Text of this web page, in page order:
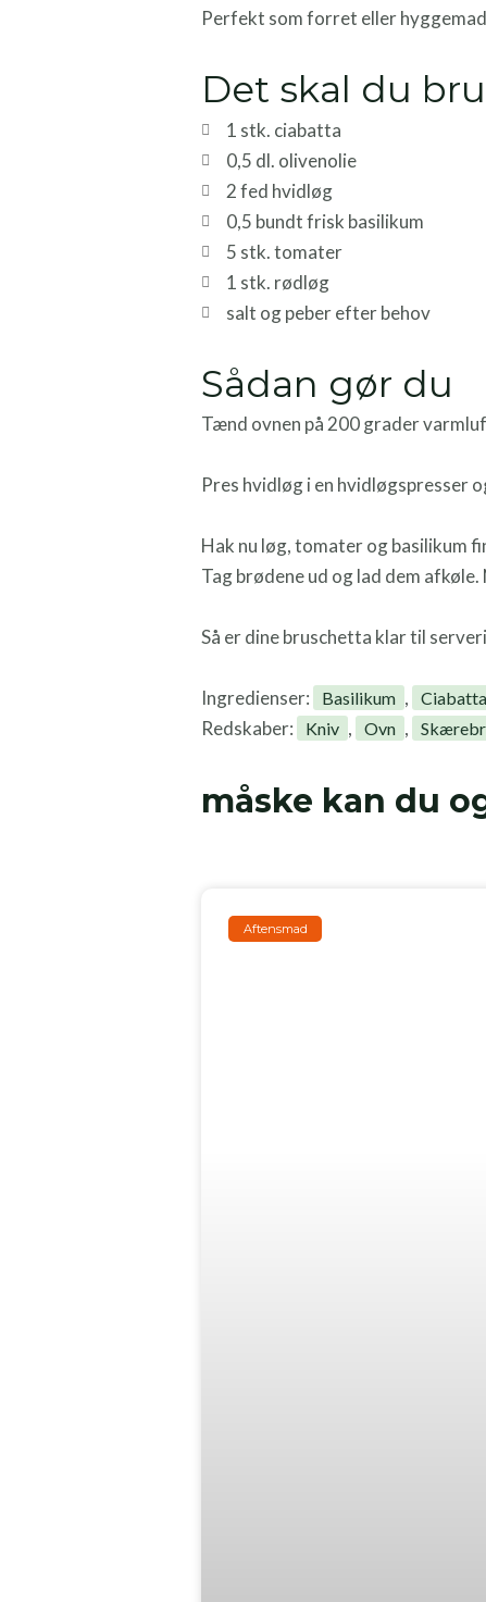
Perfekt som forret eller
Det skal du
1 stk. ciabatta
0,5 dl. olivenolie
2 fed hvidløg
0,5 bundt frisk basilikum
5 stk. tomater
1 stk. rødløg
salt og peber efter behov
Sådan gør du
Tænd ovnen på 200 grader
Pres hvidløg i en hvidløgspresser
Hak nu løg, tomater og basilikum
Tag brødene ud og lad dem
Så er dine bruschetta klar til
Ingredienser: Basilikum , Ciabatta
Redskaber: Kniv , Ovn ,
måske kan du
Aftensmad